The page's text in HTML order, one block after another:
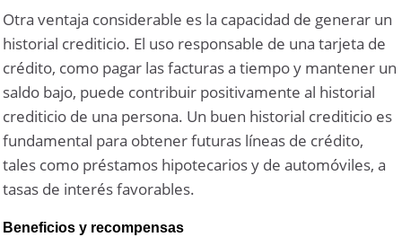
Otra ventaja considerable es la capacidad de generar un
historial crediticio. El uso responsable de una tarjeta de
crédito, como pagar las facturas a tiempo y mantener un
saldo bajo, puede contribuir positivamente al historial
crediticio de una persona. Un buen historial crediticio es
fundamental para obtener futuras líneas de crédito,
tales como préstamos hipotecarios y de automóviles, a
tasas de interés favorables.
Beneficios y recompensas